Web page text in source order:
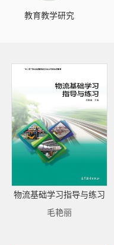
教育教学研究
物流基础学习指导与练习
毛艳丽